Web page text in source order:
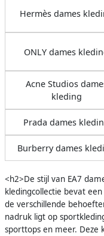
Hermès dames
ONLY dames
Acne Studios
kleding
Prada dames
Burberry dames
<h2>De stijl van EA7
kledingcollectie bevat
de verschillende
nadruk ligt op
sporttops en meer. Deze